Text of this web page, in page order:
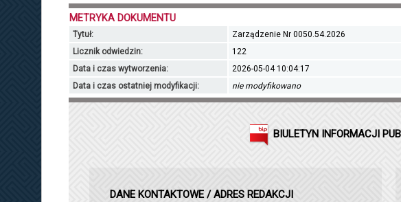
METRYKA DOKUMENTU
Tytuł: Zarządzenie Nr 0050.54.2026
Licznik odwiedzin:
122
Data i czas wytworzenia:
2026-05-04 10:04:17
Data i czas ostatniej modyfikacji:
nie modyfikowano
BIULETYN INFORMACJI
DANE KONTAKTOWE / ADRES REDAKCJI